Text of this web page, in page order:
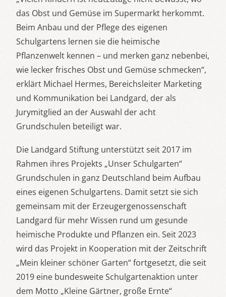
das Obst und Gemüse im Supermarkt herkommt.
Beim Anbau und der Pflege des eigenen
Schulgartens lernen sie die heimische
Pflanzenwelt kennen – und merken ganz nebenbei,
wie lecker frisches Obst und Gemüse schmecken“,
erklärt Michael Hermes, Bereichsleiter Marketing
und Kommunikation bei Landgard, der als
Jurymitglied an der Auswahl der acht
Grundschulen beteiligt war.
Die Landgard Stiftung unterstützt seit 2017 im
Rahmen ihres Projekts „Unser Schulgarten“
Grundschulen in ganz Deutschland beim Aufbau
eines eigenen Schulgartens. Damit setzt sie sich
gemeinsam mit der Erzeugergenossenschaft
Landgard für mehr Wissen rund um gesunde
heimische Produkte und Pflanzen ein. Seit 2023
wird das Projekt in Kooperation mit der Zeitschrift
„Mein kleiner schöner Garten“ fortgesetzt, die seit
2019 eine bundesweite Schulgartenaktion unter
dem Motto „Kleine Gärtner, große Ernte“